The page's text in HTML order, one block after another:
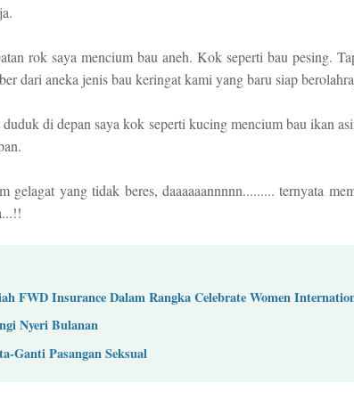
rok saya mencium bau aneh. Kok seperti bau pesing.
dari aneka jenis bau keringat kami yang baru siap
di depan saya kok seperti kucing mencium bau ikan
gelagat yang tidak beres, daaaaaannnnn......... ternyata
FWD Insurance Dalam Rangka Celebrate Women
Nyeri Bulanan
Ganti Pasangan Seksual